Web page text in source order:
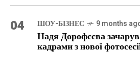
04 ШОУ-БІЗНЕС 9 months
Надя Дорофєєва
кадрами з нової